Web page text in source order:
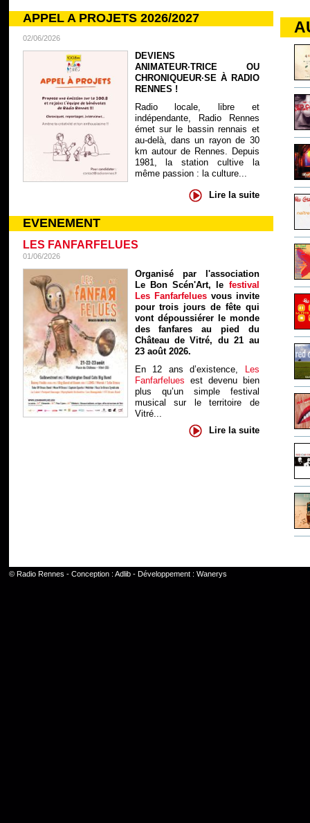
APPEL A PROJETS 2026/2027
02/06/2026
DEVIENS
ANIMATEUR·TRICE OU
CHRONIQUEUR·SE À RADIO
RENNES !
Radio locale, libre et
indépendante, Radio Rennes
émet sur le bassin rennais et
au-delà, dans un rayon de 30
km autour de Rennes. Depuis
1981, la station cultive la
même passion : la culture...
Lire la suite
EVENEMENT
LES FANFARFELUES
01/06/2026
Organisé par l'association
Le Bon Scén'Art, le festival
Les Fanfarfelues vous invite
pour trois jours de fête qui
vont dépoussiérer le monde
des fanfares au pied du
Château de Vitré, du 21 au
23 août 2026.
En 12 ans d’existence, Les
Fanfarfelues est devenu bien
plus qu’un simple festival
musical sur le territoire de
Vitré...
Lire la suite
© Radio Rennes - Conception : Adlib- Développement : Wanerys